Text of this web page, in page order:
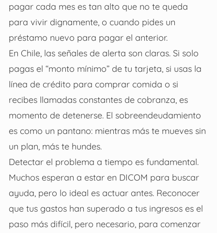
pagar cada mes es tan alto que no te queda
para vivir dignamente, o cuando pides un
préstamo nuevo para pagar el anterior.
En Chile, las señales de alerta son claras. Si solo
pagas el “monto mínimo” de tu tarjeta, si usas la
línea de crédito para comprar comida o si
recibes llamadas constantes de cobranza, es
momento de detenerse. El sobreendeudamiento
es como un pantano: mientras más te mueves sin
un plan, más te hundes.
Detectar el problema a tiempo es fundamental.
Muchos esperan a estar en DICOM para buscar
ayuda, pero lo ideal es actuar antes. Reconocer
que tus gastos han superado a tus ingresos es el
paso más difícil, pero necesario, para comenzar